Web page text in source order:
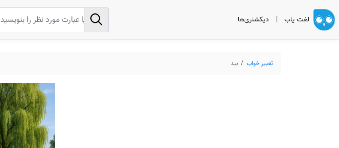
لغت یاب | دیکشنری‌ها
تعبیر خواب بید